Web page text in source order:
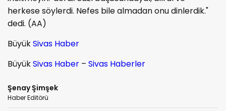
herkese söylerdi. Nefes bile almadan onu dinlerdik."
dedi. (AA)
BüyükSivas Haber
BüyükSivas Haber – Sivas Haberler
Şenay Şimşek
Haber Editörü